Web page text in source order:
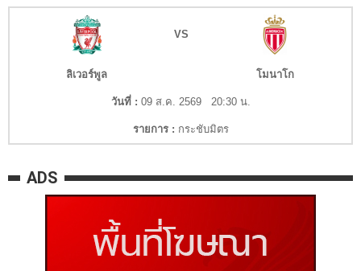
VS
ลิเวอร์พูล โมนาโก
วันที่ : 09 ส.ค. 2569 20:30 น.
รายการ : กระชับมิตร
ADS